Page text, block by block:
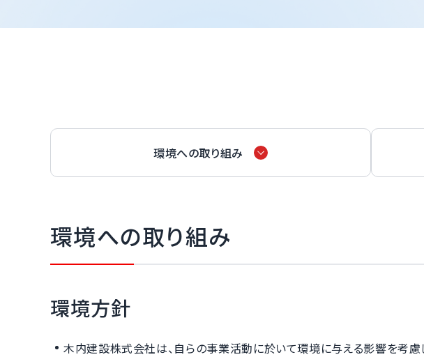
環境への取り組み
環境への取り組み
環境方針
木内建設株式会社は、自らの事業活動に於いて環境に与える影響を考慮